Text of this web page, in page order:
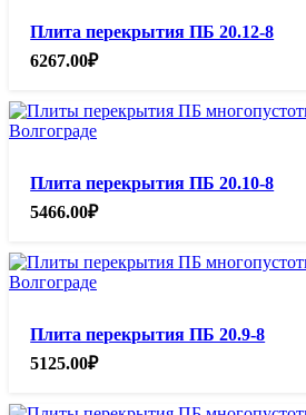
Плита перекрытия ПБ 20.12-8
6267.00₽
Плита перекрытия ПБ 20.10-8
5466.00₽
Плита перекрытия ПБ 20.9-8
5125.00₽